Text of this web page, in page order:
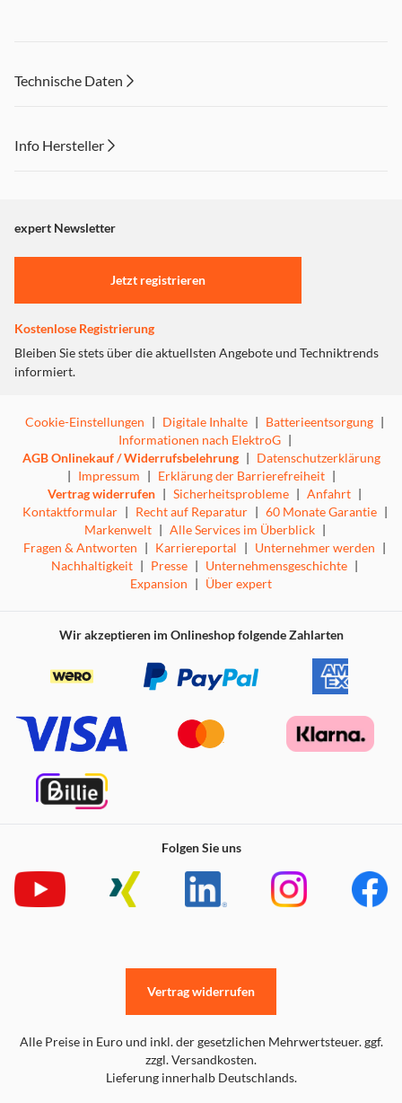
Technische Daten
Info Hersteller
"Marketing".
Einstellungen anpassen
expert Newsletter
Jetzt registrieren
Kostenlose Registrierung
Bleiben Sie stets über die aktuellsten Angebote und Techniktrends
informiert.
Cookie-Einstellungen | Digitale Inhalte | Batterieentsorgung |
Informationen nach ElektroG |
AGB Onlinekauf / Widerrufsbelehrung | Datenschutzerklärung
| Impressum | Erklärung der Barrierefreiheit |
Vertrag widerrufen | Sicherheitsprobleme | Anfahrt |
Kontaktformular | Recht auf Reparatur | 60 Monate Garantie |
Markenwelt | Alle Services im Überblick |
Fragen & Antworten | Karriereportal | Unternehmer werden |
Nachhaltigkeit | Presse | Unternehmensgeschichte |
Expansion | Über expert
Wir akzeptieren im Onlineshop folgende Zahlarten
Folgen Sie uns
Alle Preise in Euro und inkl. der gesetzlichen Mehrwertsteuer. ggf.
zzgl. Versandkosten.
Lieferung innerhalb Deutschlands.
Vertrag widerrufen